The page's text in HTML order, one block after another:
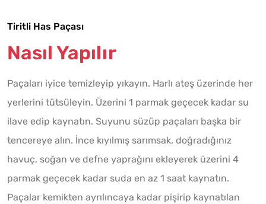
Tiritli Has Paçası
Nasıl Yapılır
Paçaları iyice temizleyip yıkayın. Harlı ateş üzerinde her
yerlerini tütsüleyin. Üzerini 1 parmak geçecek kadar su
ilave edip kaynatın. Suyunu süzüp paçaları başka bir
tencereye alın. İnce kıyılmış sarımsak, doğradığınız
havuç, soğan ve defne yaprağını ekleyerek üzerini 4
parmak geçecek kadar suda en az 1 saat kaynatın.
Paçalar kemikten ayrılıncaya kadar pişirip kaynatılan